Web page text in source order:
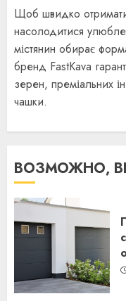
Щоб швидко
насолодитися
містянин обирає
бренд FastKava
зерен, преміальних
чашки.
ВОЗМОЖНО,